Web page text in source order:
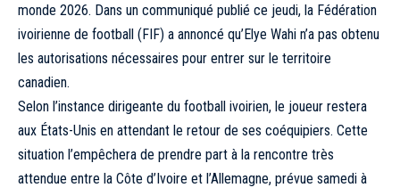
monde 2026. Dans un communiqué publié ce jeudi, la Fédération
ivoirienne de football (FIF) a annoncé qu’Elye Wahi n’a pas obtenu
les autorisations nécessaires pour entrer sur le territoire
canadien.
Selon l’instance dirigeante du football ivoirien, le joueur restera
aux États-Unis en attendant le retour de ses coéquipiers. Cette
situation l’empêchera de prendre part à la rencontre très
attendue entre la Côte d’Ivoire et l’Allemagne, prévue samedi à